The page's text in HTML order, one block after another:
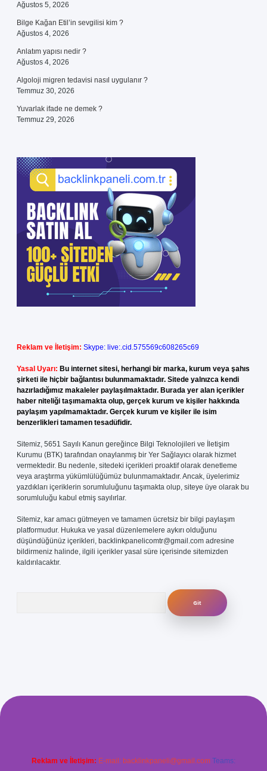
Ağustos 5, 2026
Bilge Kağan Etil’in sevgilisi kim ?
Ağustos 4, 2026
Anlatım yapısı nedir ?
Ağustos 4, 2026
Algoloji migren tedavisi nasıl uygulanır ?
Temmuz 30, 2026
Yuvarlak ifade ne demek ?
Temmuz 29, 2026
Reklam ve İletişim: Skype: live:.cid.575569c608265c69
Yasal Uyarı: Bu internet sitesi, herhangi bir marka, kurum veya şahıs
şirketi ile hiçbir bağlantısı bulunmamaktadır. Sitede yalnızca kendi
hazırladığımız makaleler paylaşılmaktadır. Burada yer alan içerikler
haber niteliği taşımamakta olup, gerçek kurum ve kişiler hakkında
paylaşım yapılmamaktadır. Gerçek kurum ve kişiler ile isim
benzerlikleri tamamen tesadüfidir.
Sitemiz, 5651 Sayılı Kanun gereğince Bilgi Teknolojileri ve İletişim
Kurumu (BTK) tarafından onaylanmış bir Yer Sağlayıcı olarak hizmet
vermektedir. Bu nedenle, sitedeki içerikleri proaktif olarak denetleme
veya araştırma yükümlülüğümüz bulunmamaktadır. Ancak, üyelerimiz
yazdıkları içeriklerin sorumluluğunu taşımakta olup, siteye üye olarak bu
sorumluluğu kabul etmiş sayılırlar.
Sitemiz, kar amacı gütmeyen ve tamamen ücretsiz bir bilgi paylaşım
platformudur. Hukuka ve yasal düzenlemelere aykırı olduğunu
düşündüğünüz içerikleri, backlinkpanelicomtr@gmail.com adresine
bildirmeniz halinde, ilgili içerikler yasal süre içerisinde sitemizden
kaldırılacaktır.
Reklam ve İletişim: E-mail: backlinkpaneli@gmail.com Teams: